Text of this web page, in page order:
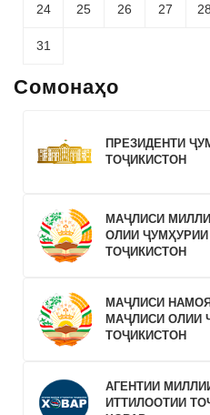
24 25 26 27 28
31
Сомонаҳо
ПРЕЗИДЕНТИ
ТОҶИКИСТОН
МАҶЛИСИ
ОЛИИ ҶУМҲУРИИ
ТОҶИКИСТОН
МАҶЛИСИ
МАҶЛИСИ ОЛИИ
ТОҶИКИСТОН
АГЕНТИИ
ИТТИЛООТИИ